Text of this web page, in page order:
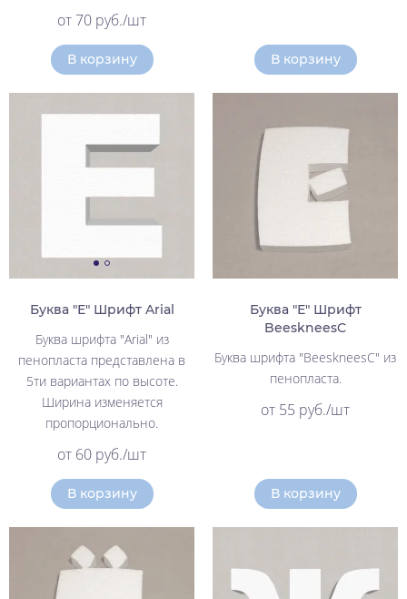
от 70 руб./шт
В корзину В корзину
Буква "Е" Шрифт Arial
Буква шрифта "Arial" из
пенопласта представлена в
5ти вариантах по высоте.
Ширина изменяется
пропорционально.
от 60 руб./шт
В корзину
Буква "Е" Шрифт
BeeskneesC
Буква шрифта "BeeskneesC" из
пенопласта.
от 55 руб./шт
В корзину